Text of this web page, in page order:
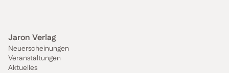
Jaron Verlag
Neuerscheinungen
Veranstaltungen
Aktuelles